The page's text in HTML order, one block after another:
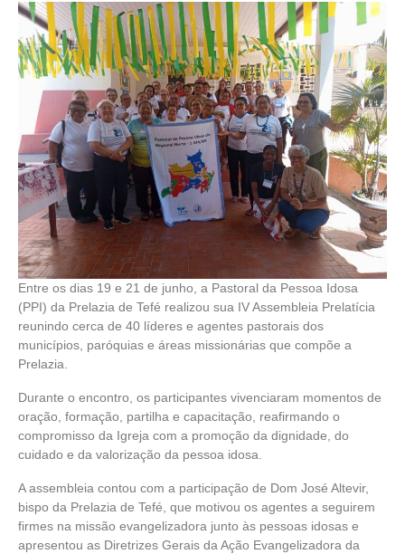
Entre os dias 19 e 21 de junho, a Pastoral da Pessoa Idosa
(PPI) da Prelazia de Tefé realizou sua IV Assembleia Prelatícia
reunindo cerca de 40 líderes e agentes pastorais dos
municípios, paróquias e áreas missionárias que compõe a
Prelazia.
Durante o encontro, os participantes vivenciaram momentos de
oração, formação, partilha e capacitação, reafirmando o
compromisso da Igreja com a promoção da dignidade, do
cuidado e da valorização da pessoa idosa.
A assembleia contou com a participação de Dom José Altevir,
bispo da Prelazia de Tefé, que motivou os agentes a seguirem
firmes na missão evangelizadora junto às pessoas idosas e
apresentou as Diretrizes Gerais da Ação Evangelizadora da